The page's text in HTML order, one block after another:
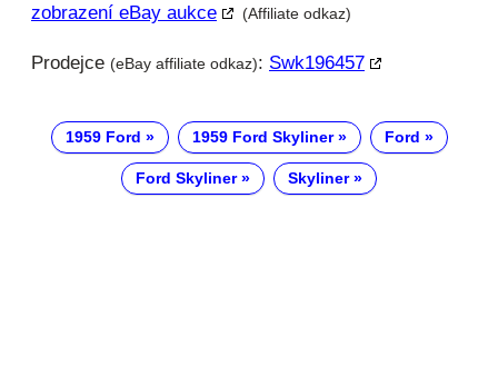
zobrazení eBay aukce
(Affiliate odkaz)
Prodejce (eBay affiliate odkaz): Swk196457
1959 Ford 1959 Ford Skyliner Ford
Ford Skyliner Skyliner